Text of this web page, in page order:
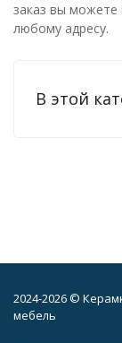
заказ вы можете
любому адресу.
В этой
2024-2026 ©
мебель